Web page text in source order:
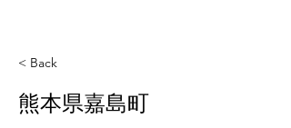
< Back
熊本県嘉島町